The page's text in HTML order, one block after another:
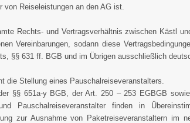
von Reiseleistungen an den AG ist.
Rechts- und Vertragsverhältnis zwischen Kästl
Vereinbarungen, sodann diese
§§ 631 ff. BGB und im Übrigen ausschließlich
die Stellung eines Pauschalreiseveranstalters.
§§ 651a-y BGB, der Art. 250 – 253 EGBGB
und Pauschalreiseveranstalter finden in
zur Ausnahme von Paketreiseveranstaltern im